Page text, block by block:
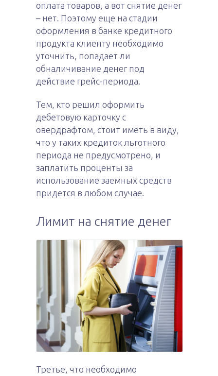
оплата товаров, а вот снятие денег
– нет. Поэтому еще на стадии
оформления в банке кредитного
продукта клиенту необходимо
уточнить, попадает ли
обналичивание денег под
действие грейс-периода.
Тем, кто решил оформить
дебетовую карточку с
овердрафтом, стоит иметь в виду,
что у таких кредиток льготного
периода не предусмотрено, и
заплатить проценты за
использование заемных средств
придется в любом случае.
Лимит на снятие денег
Третье, что необходимо